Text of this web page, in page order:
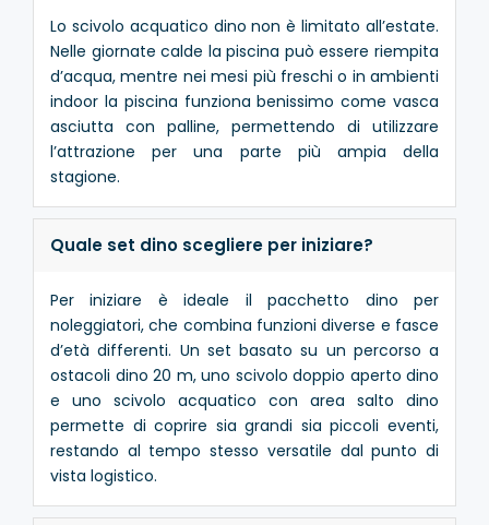
Lo scivolo acquatico dino non è limitato all’estate.
Nelle giornate calde la piscina può essere riempita
d’acqua, mentre nei mesi più freschi o in ambienti
indoor la piscina funziona benissimo come vasca
asciutta con palline, permettendo di utilizzare
l’attrazione per una parte più ampia della
stagione.
Quale set dino scegliere per iniziare?
Per iniziare è ideale il pacchetto dino per
noleggiatori, che combina funzioni diverse e fasce
d’età differenti. Un set basato su un percorso a
ostacoli dino 20 m, uno scivolo doppio aperto dino
e uno scivolo acquatico con area salto dino
permette di coprire sia grandi sia piccoli eventi,
restando al tempo stesso versatile dal punto di
vista logistico.